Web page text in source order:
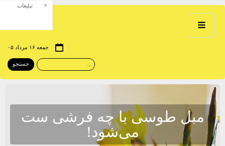
جمعه ۱۶ مرداد ۰۵
مبل طوسی با چه فرشی ست
می‌شود!
تبلیغات